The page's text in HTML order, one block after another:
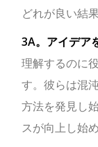
どれが良い結
3A。アイデア
理解するのに
す。彼らは混
方法を発見し
スが向上し始め